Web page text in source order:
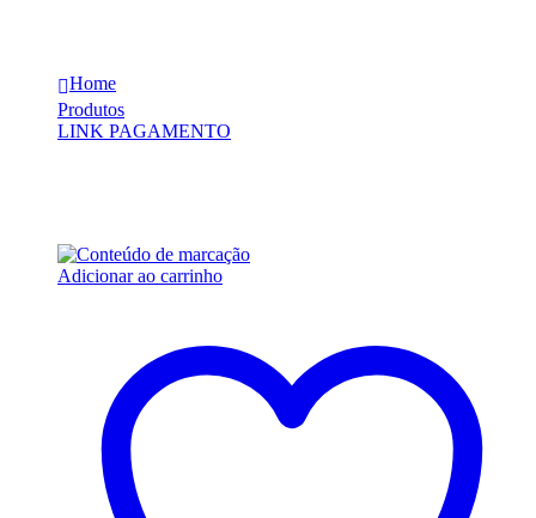
Home
Produtos
LINK PAGAMENTO
Adicionar ao carrinho